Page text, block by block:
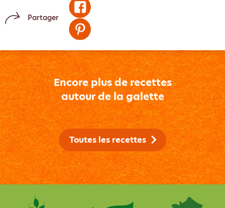
Partager
Encore plus de recettes
autour de la galette
Toutes les recettes